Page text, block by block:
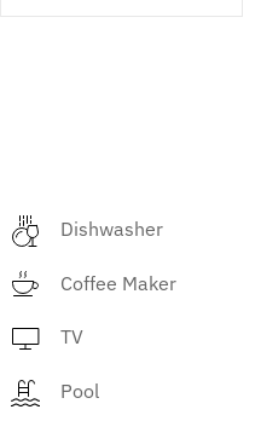
Dishwasher
Coffee Maker
TV
Pool